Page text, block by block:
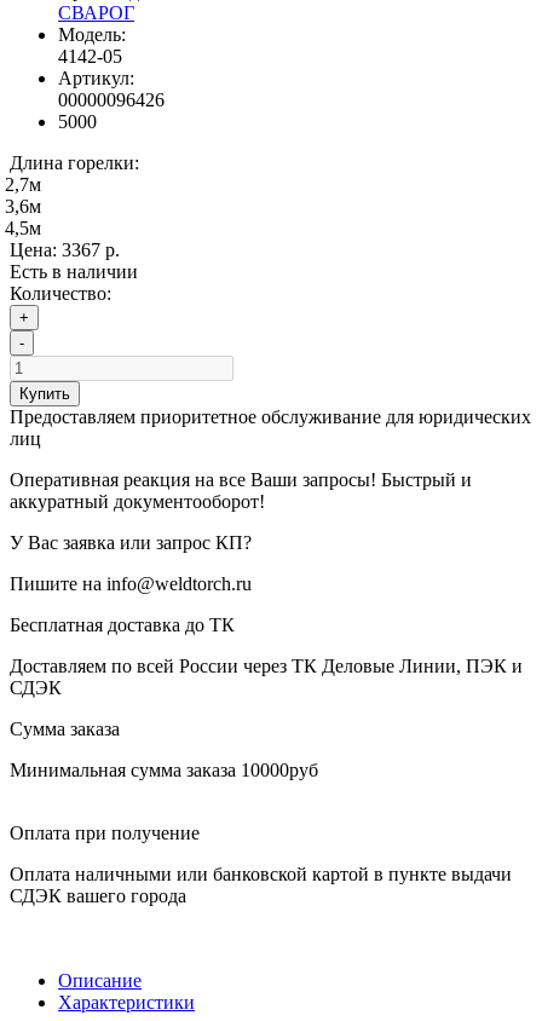
СВАРОГ
Модель:
4142-05
Артикул:
00000096426
5000
Длина горелки:
2,7м
3,6м
4,5м
Цена: 3367 р.
Есть в наличии
Количество:
+
-
Купить
Предоставляем приоритетное обслуживание для юридических
лиц
Оперативная реакция на все Ваши запросы! Быстрый и
аккуратный документооборот!
У Вас заявка или запрос КП?
Пишите на info@weldtorch.ru
Бесплатная доставка до ТК
Доставляем по всей России через ТК Деловые Линии, ПЭК и
СДЭК
Сумма заказа
Минимальная сумма заказа 10000руб
Оплата при получение
Оплата наличными или банковской картой в пункте выдачи
СДЭК вашего города
Описание
Характеристики